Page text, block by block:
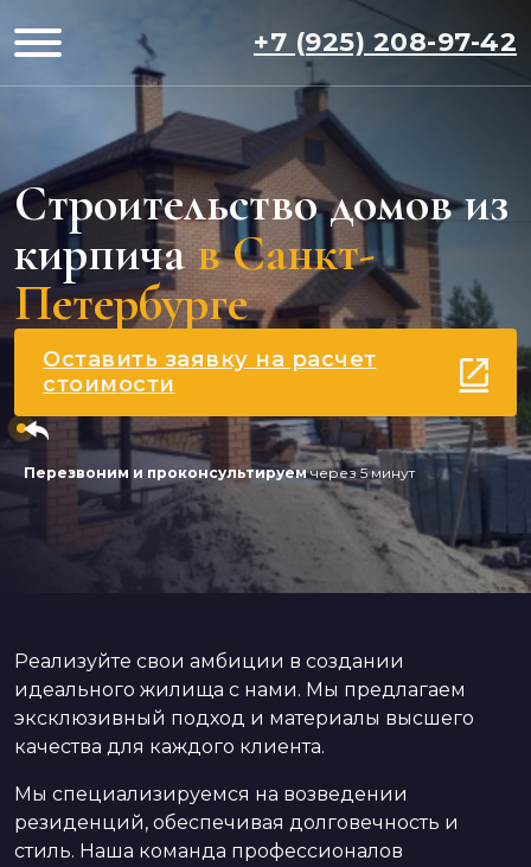
+7 (925) 208-97-42
Строительство домов из
кирпичав Санкт-
Петербурге
Оставить заявку на расчет
стоимости
Перезвоним и проконсультируемчерез 5 минут
Реализуйте свои амбиции в создании
идеального жилища с нами. Мы предлагаем
эксклюзивный подход и материалы высшего
качества для каждого клиента.
Мы специализируемся на возведении
резиденций, обеспечивая долговечность и
стиль. Наша команда профессионалов